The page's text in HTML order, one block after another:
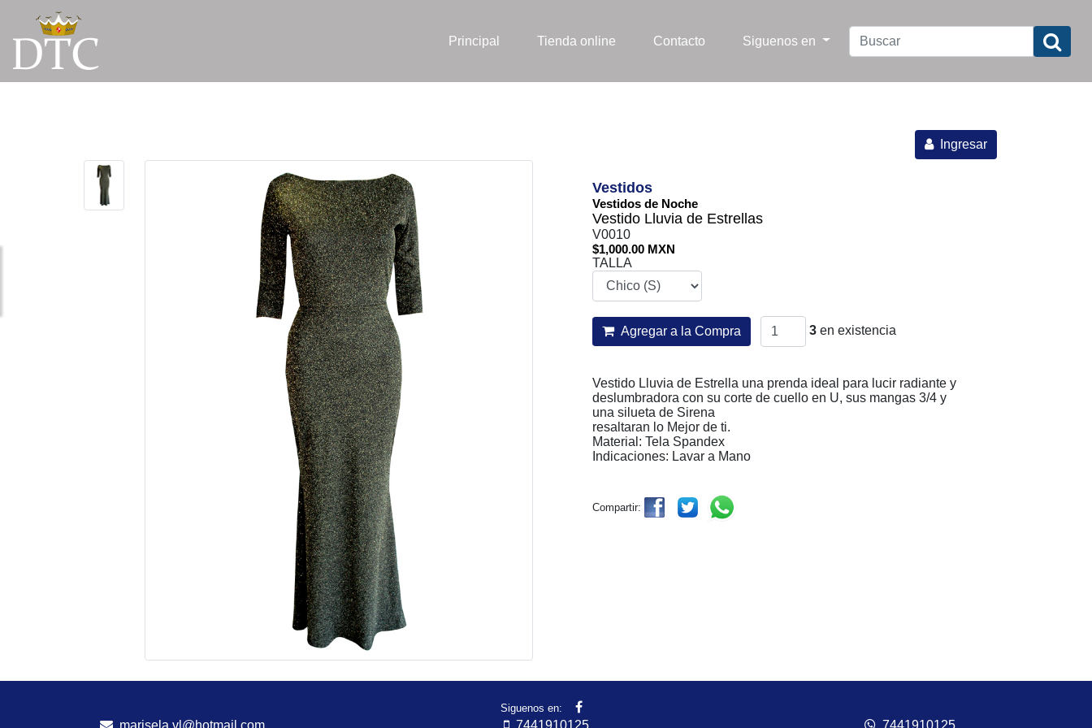
Principal Tienda online Contacto Siguenos en
Ingresar
Vestidos
Vestidos de Noche
Vestido Lluvia de Estrellas
V0010
$1,000.00 MXN
TALLA
Agregar a la Compra 3en existencia
Vestido Lluvia de Estrella una prenda ideal para lucir radiante y
deslumbradora con su corte de cuello en U, sus mangas 3/4 y
una silueta de Sirena
resaltaran lo Mejor de ti.
Material: Tela Spandex
Indicaciones: Lavar a Mano
Compartir:
Siguenos en:
marisela.vl@hotmail.com 7441910125 7441910125